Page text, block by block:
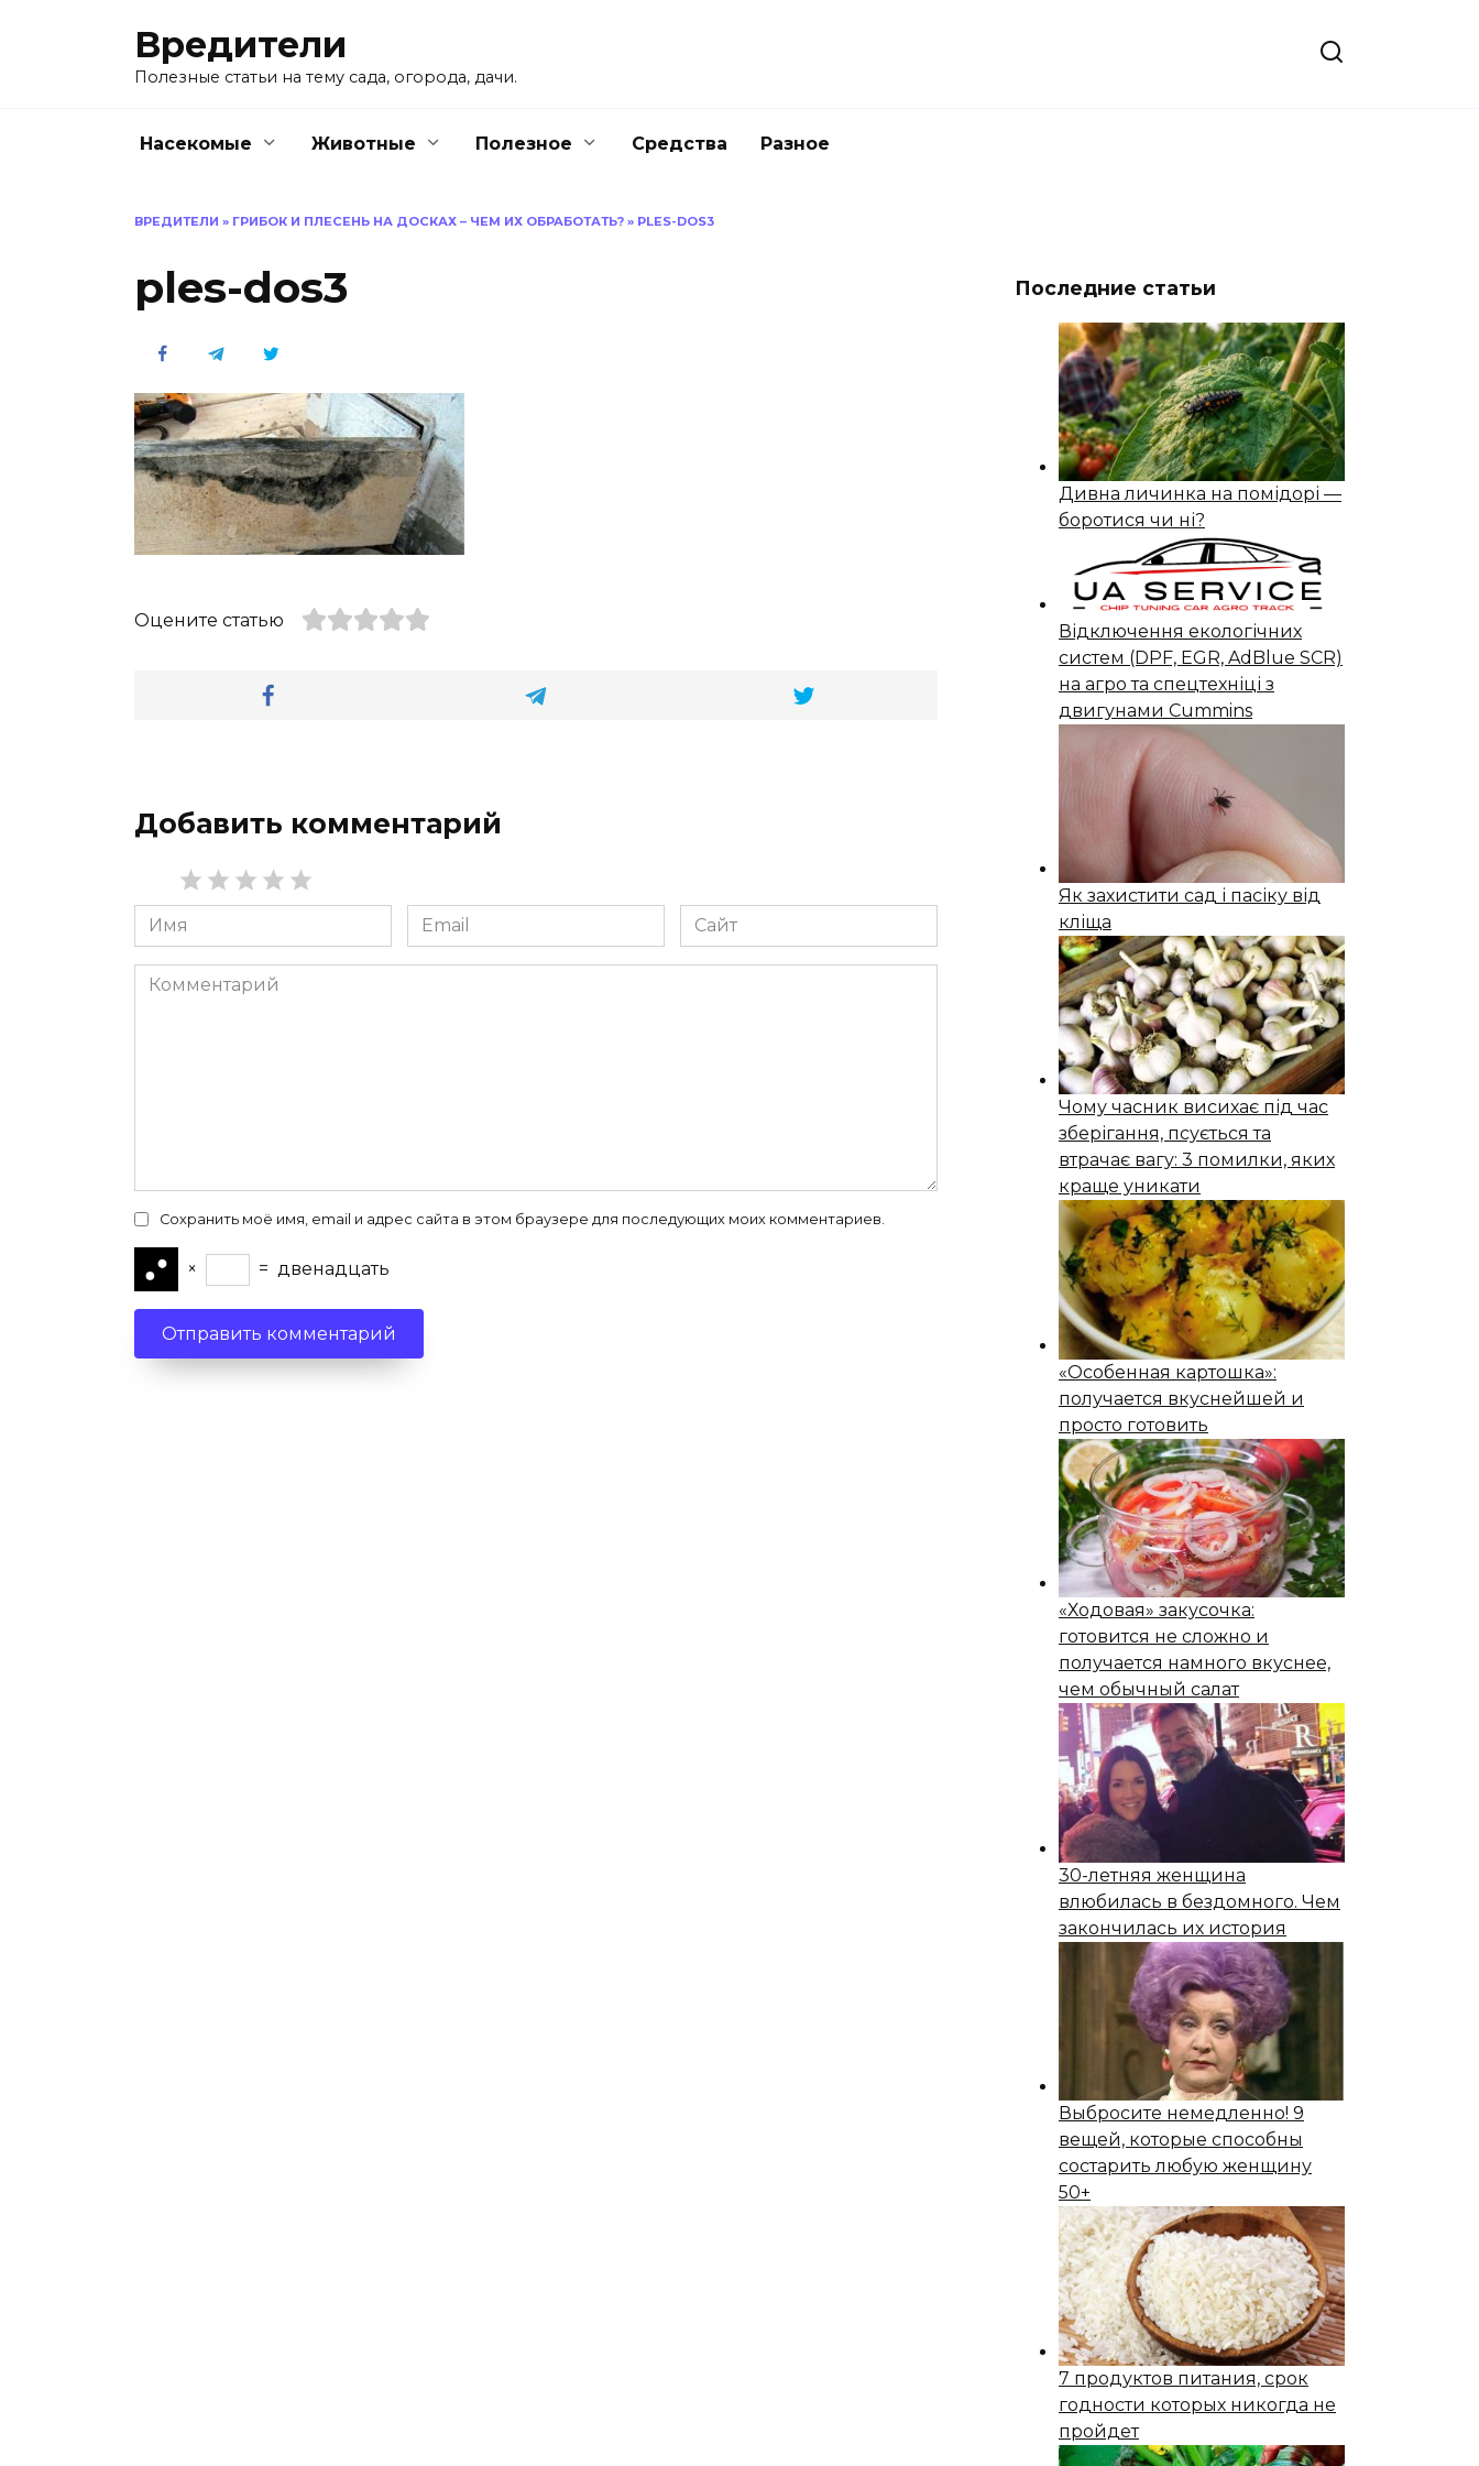
Вредители
Полезные статьи на тему сада, огорода, дачи.
Насекомые Животные Полезное Средства Разное
ВРЕДИТЕЛИ » ГРИБОК И ПЛЕСЕНЬ НА ДОСКАХ – ЧЕМ ИХ ОБРАБОТАТЬ? » PLES-DOS3
ples-dos3
Оцените статью
Добавить комментарий
Имя
*
Email
*
Сайт
Комментарий
Сохранить моё имя, email и адрес сайта в этом браузере для последующих моих комментариев.
× = двенадцать
Последние статьи
Дивна личинка на помідорі —
боротися чи ні?
Відключення екологічних
систем (DPF, EGR, AdBlue SCR)
на агро та спецтехніці з
двигунами Cummins
Як захистити сад і пасіку від
кліща
Чому часник висихає під час
зберігання, псується та
втрачає вагу: 3 помилки, яких
краще уникати
«Особенная картошка»:
получается вкуснейшей и
просто готовить
«Ходовая» закусочка:
готовится не сложно и
получается намного вкуснее,
чем обычный салат
30-летняя женщина
влюбилась в бездомного. Чем
закончилась их история
Выбросите немедленно! 9
вещей, которые способны
состapить любую женщину
50+
7 продуктов питания, срок
годности которых никогда не
пройдет